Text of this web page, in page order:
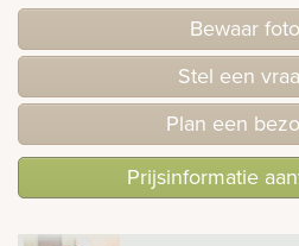
Bewaar foto
Stel een
Plan een
Prijsinformatie